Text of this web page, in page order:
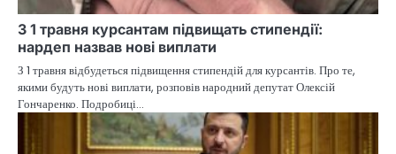
З 1 травня курсантам підвищать стипендії:
нардеп назвав нові виплати
З 1 травня відбудеться підвищення стипендій для курсантів. Про те,
якими будуть нові виплати, розповів народний депутат Олексій
Гончаренко. Подробиці…